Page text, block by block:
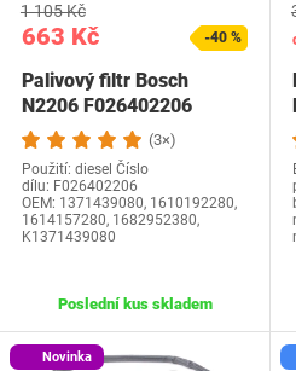
663 Kč
1 105 Kč
-40 %
Palivový filtr Bosch
N2206 F026402206
(3×)
Použití: diesel Číslo
dílu: F026402206
OEM: 1371439080, 1610192280,
1614157280, 1682952380,
K1371439080
Poslední kus skladem
Novinka